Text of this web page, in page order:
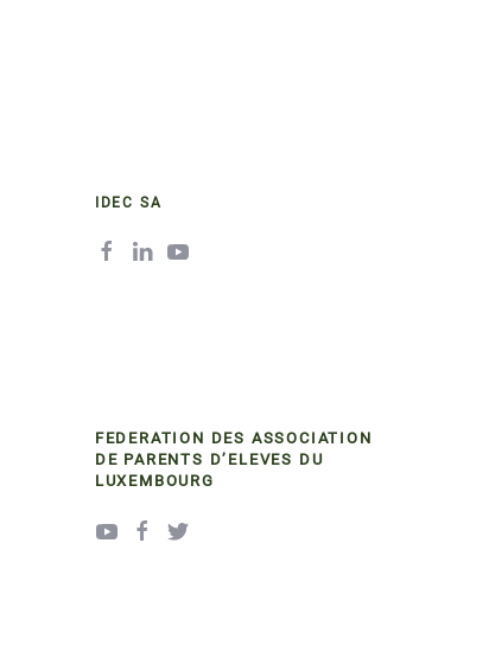
IDEC SA
FEDERATION DES ASSOCIATION
DE PARENTS D’ELEVES DU
LUXEMBOURG